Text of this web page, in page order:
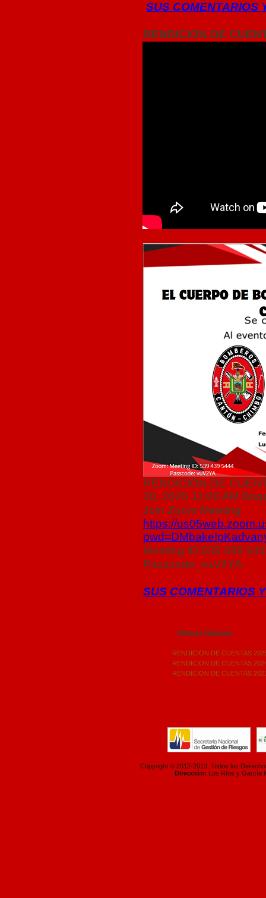
SUS COMENTARIOS
RENDICION DE
RENDICIÓN DE
30, 2025 11:00 AM
Join Zoom Meeting
https://
Meeting ID:539 439
Passcode: vuV2YA
SUS COMENTARIOS
Ultimas Noticias
RENDICION DE CUENTAS
RENDICION DE CUENTAS
RENDICION DE CUENTAS
Copyright © 2012-2013. Todos los
Dirección: Los Ríos y García